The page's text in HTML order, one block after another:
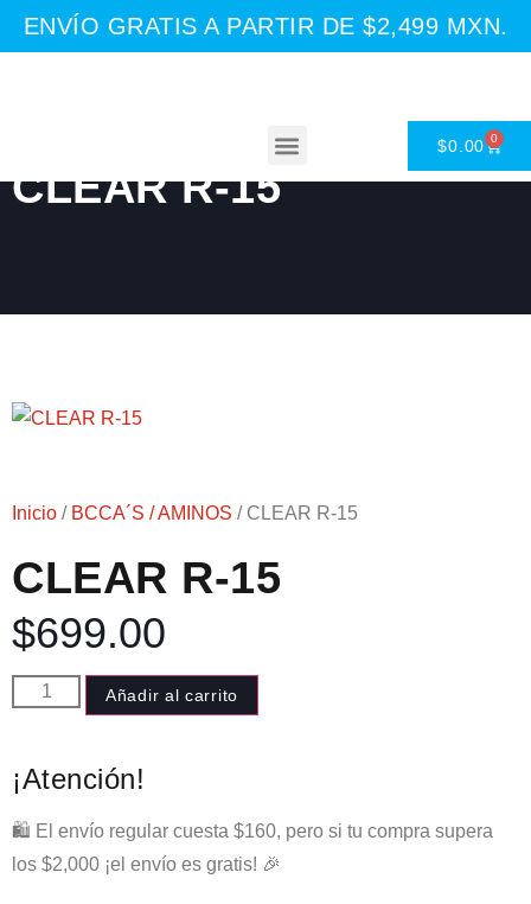
ENVÍO GRATIS A PARTIR DE $2,499 MXN.
$0.00 0
CLEAR R-15
Inicio / BCCA´S / AMINOS / CLEAR R-15
CLEAR R-15
$699.00
Añadir al carrito
¡Atención!
🛍️ El envío regular cuesta $160, pero si tu compra supera
los $2,000 ¡el envío es gratis! 🎉